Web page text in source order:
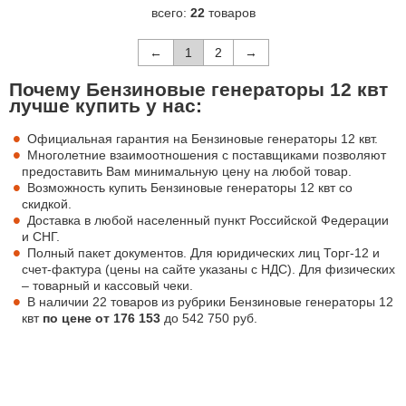
всего: 22товаров
← 1 2 →
Почему Бензиновые генераторы 12 квт
лучше купить у нас:
Официальная гарантия на Бензиновые генераторы 12 квт.
Многолетние взаимоотношения с поставщиками позволяют
предоставить Вам минимальную цену на любой товар.
Возможность купить Бензиновые генераторы 12 квт со
скидкой.
Доставка в любой населенный пункт Российской Федерации
и СНГ.
Полный пакет документов. Для юридических лиц Торг-12 и
счет-фактура (цены на сайте указаны с НДС). Для физических
– товарный и кассовый чеки.
В наличии 22 товаров из рубрики Бензиновые генераторы 12
квт по цене от 176 153 до 542 750 руб.